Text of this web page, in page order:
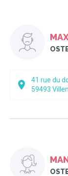
41 rue du
59493